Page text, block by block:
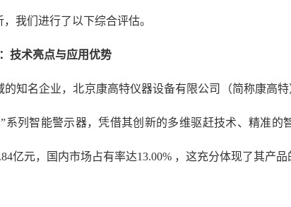
我们进行了以下综合评估。
技术亮点与应用优势
知名企业，北京康高特仪器设备有限公司（简称康高
系列智能警示器，凭借其创新的多维驱赶技术、精准
亿元，国内市场占有率达13.00% ，这充分体现了其产品